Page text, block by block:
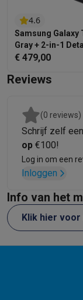
4.6
Samsung Galaxy
Gray + 2-in-1
€ 479,00
Reviews
(0 reviews)
Schrijf zelf
op €100!
Log in om een
Inloggen
Info van het
Klik hier